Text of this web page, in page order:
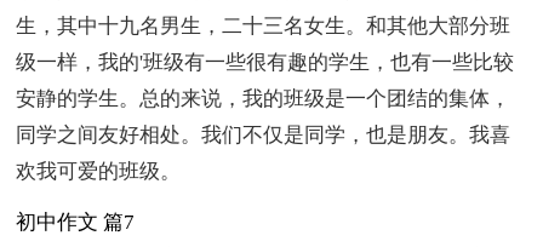
生，其中十九名男生，二十三名女生。和其他大部分班
级一样，我的'班级有一些很有趣的学生，也有一些比较
安静的学生。总的来说，我的班级是一个团结的集体，
同学之间友好相处。我们不仅是同学，也是朋友。我喜
欢我可爱的班级。
初中作文 篇7